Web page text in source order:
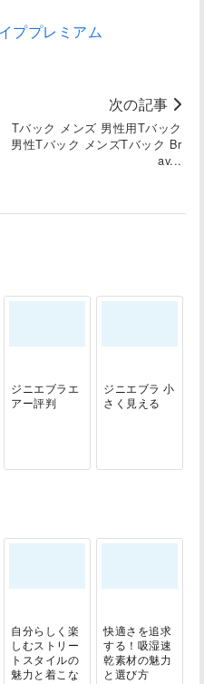
ププレミアム
次の記事
Tバック メンズ 男性用Tバック
男性Tバック メンズTバック Br
av...
ジニエブラエ
アー評判
ジニエブラ 小
さく見える
自分らしく楽
しむストリー
トスタイルの
魅力と着こな
快適さを追求
する！吸湿速
乾素材の魅力
と選び方